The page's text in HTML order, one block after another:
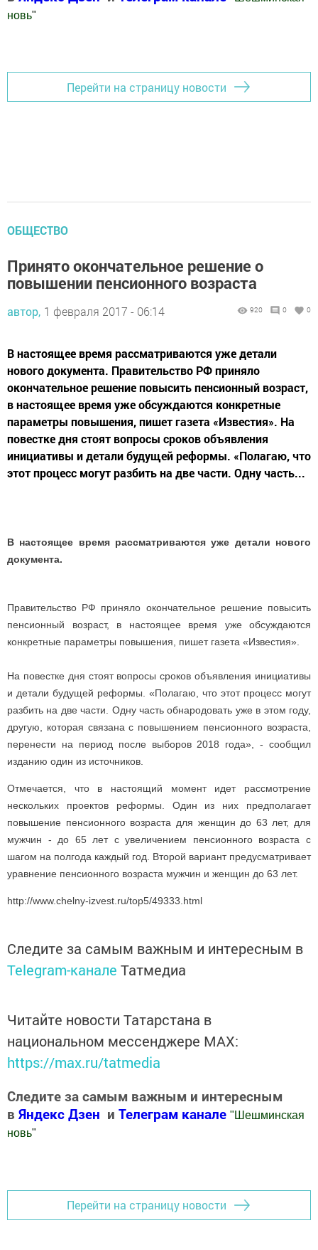
новь"
Перейти на страницу новости
ОБЩЕСТВО
Принято окончательное решение о
повышении пенсионного возраста
автор, 1 февраля 2017 - 06:14 920 0 0
В настоящее время рассматриваются уже детали
нового документа. Правительство РФ приняло
окончательное решение повысить пенсионный возраст,
в настоящее время уже обсуждаются конкретные
параметры повышения, пишет газета «Известия». На
повестке дня стоят вопросы сроков объявления
инициативы и детали будущей реформы. «Полагаю, что
этот процесс могут разбить на две части. Одну часть...
В настоящее время рассматриваются уже детали нового
документа.
Правительство РФ приняло окончательное решение повысить
пенсионный возраст, в настоящее время уже обсуждаются
конкретные параметры повышения, пишет газета «Известия».
На повестке дня стоят вопросы сроков объявления инициативы
и детали будущей реформы. «Полагаю, что этот процесс могут
разбить на две части. Одну часть обнародовать уже в этом году,
другую, которая связана с повышением пенсионного возраста,
перенести на период после выборов 2018 года», - сообщил
изданию один из источников.
Отмечается, что в настоящий момент идет рассмотрение
нескольких проектов реформы. Один из них предполагает
повышение пенсионного возраста для женщин до 63 лет, для
мужчин - до 65 лет с увеличением пенсионного возраста с
шагом на полгода каждый год. Второй вариант предусматривает
уравнение пенсионного возраста мужчин и женщин до 63 лет.
http://www.chelny-izvest.ru/top5/49333.html
Следите за самым важным и интересным в
Telegram-канале Татмедиа
Читайте новости Татарстана в
национальном мессенджере MАХ:
https://max.ru/tatmedia
Следите за самым важным и интересным
в Яндекс Дзен и Телеграм канале " Шешминская
новь"
Перейти на страницу новости